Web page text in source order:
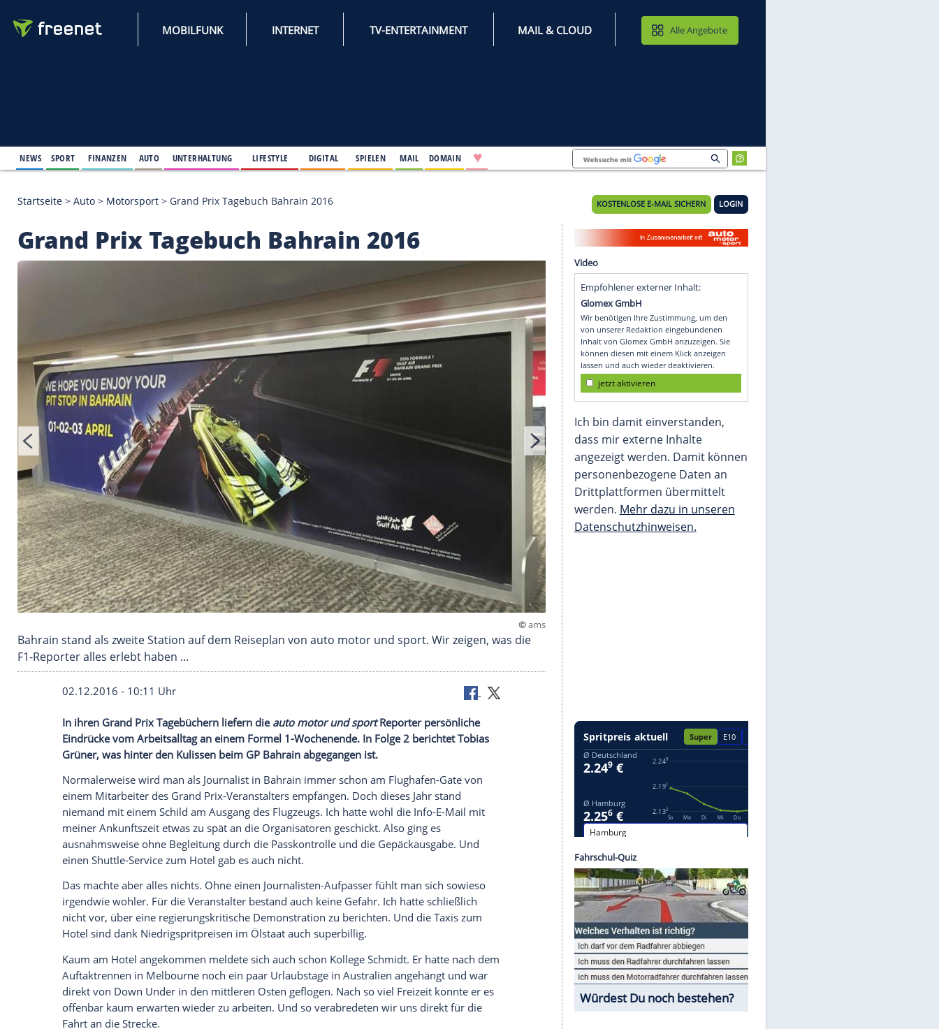
MOBILFUNK INTERNET TV-ENTERTAINMENT MAIL & CLOUD
KOSTENLOSE E-MAIL SICHERN
Startseite > Auto >Motorsport > Grand Prix Tagebuch Bahrain 2016
Grand Prix Tagebuch Bahrain 2016
©ams
Bahrain stand als zweite Station auf dem Reiseplan von auto motor und sport. Wir zeigen, was die
F1-Reporter alles erlebt haben ...
02.12.2016 - 10:11 Uhr
In ihren Grand Prix Tagebüchern liefern die
Reporter persönliche
Eindrücke vom Arbeitsalltag an einem Formel 1-Wochenende. In Folge 2 berichtet Tobias
Grüner, was hinter den Kulissen beim GP Bahrain abgegangen ist.
Normalerweise wird man als Journalist inBahrainimmer schon am Flughafen-Gate von
einem Mitarbeiter des Grand Prix-Veranstalters empfangen. Doch dieses Jahr stand
niemand mit einem Schild amAusgangdes Flugzeugs. Ich hatte wohl die Info-E-Mail mit
meinerAnkunftszeitetwas zu spät an die Organisatoren geschickt. Also ging es
ausnahmsweise ohne Begleitung durch die Passkontrolle und die Gepäckausgabe. Und
Video
Empfohlener externer Inhalt:
Glomex GmbH
können diesen mit einem Klick anzeigen
lassen und auch wieder deaktivieren.
jetzt aktivieren
Ich bin damit einverstanden,
dass mir externe Inhalte